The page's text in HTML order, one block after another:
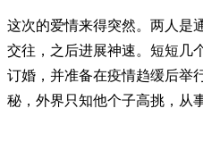
这次的爱情来得突然。两人是
交往，之后进展神速。短短几
订婚，并准备在疫情趋缓后举
秘，外界只知他个子高挑，从